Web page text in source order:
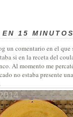
15 MINUTOS
un comentario en el que
si en la receta del
Al momento me
no estaba presente